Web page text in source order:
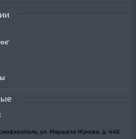
ул. Маршала Жукова, д. 44Б